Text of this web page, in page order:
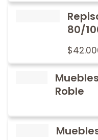
80/
$
Muebles
Roble